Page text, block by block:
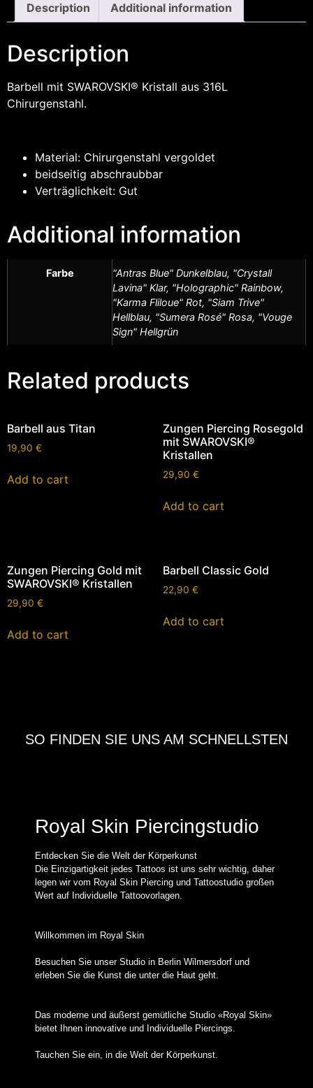
Description Additional information
Description
Barbell mit SWAROVSKI® Kristall aus 316L
Chirurgenstahl.
Material: Chirurgenstahl vergoldet
beidseitig abschraubbar
Verträglichkeit: Gut
Additional information
Farbe
"Antras Blue" Dunkelblau, "Crystall
Lavina" Klar, "Holographic" Rainbow,
"Karma Fliloue" Rot, "Siam Trive"
Hellblau, "Sumera Rosé" Rosa, "Vouge
Sign" Hellgrün
Related products
Barbell aus Titan
19,90 €
Add to cart
Zungen Piercing Rosegold
mit SWAROVSKI®
Kristallen
29,90 €
Add to cart
Zungen Piercing Gold mit
SWAROVSKI® Kristallen
29,90 €
Add to cart
Barbell Classic Gold
22,90 €
Add to cart
SO FINDEN SIE UNS AM SCHNELLSTEN
Royal Skin Piercingstudio
Entdecken Sie die Welt der Körperkunst
Die Einzigartigkeit jedes Tattoos ist uns sehr wichtig, daher
legen wir vom Royal Skin Piercing und Tattoostudio großen
Wert auf Individuelle Tattoovorlagen.
Willkommen im Royal Skin
Besuchen Sie unser Studio in Berlin Wilmersdorf und
erleben Sie die Kunst die unter die Haut geht.
Das moderne und äußerst gemütliche Studio «Royal Skin»
bietet Ihnen innovative und Individuelle Piercings.
Tauchen Sie ein, in die Welt der Körperkunst.